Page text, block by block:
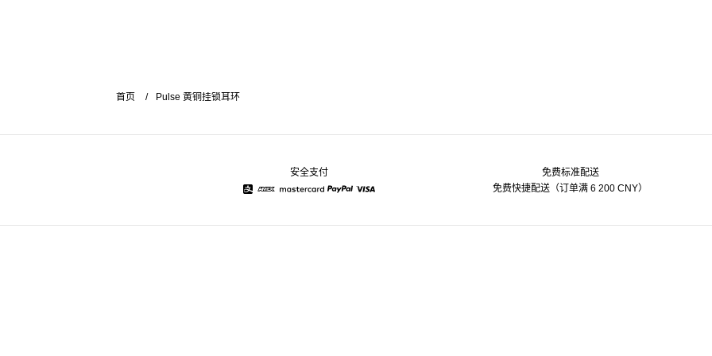
首页 Pulse 黄铜挂锁耳环
安全支付 免费标准配送
免费快捷配送（订单满 6 200 CNY）